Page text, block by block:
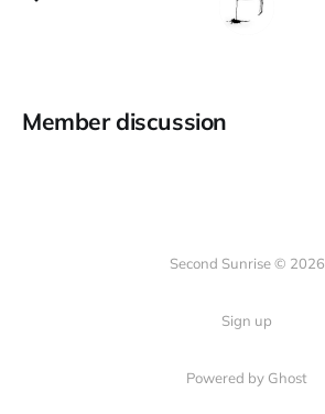
Member discussion
Second Sunrise © 2026
Sign up
Powered by Ghost